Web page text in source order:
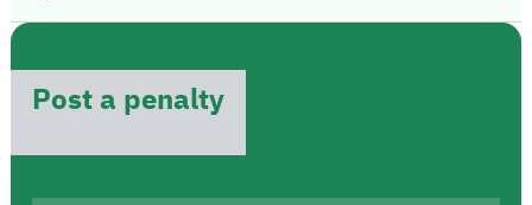
Post a penalty